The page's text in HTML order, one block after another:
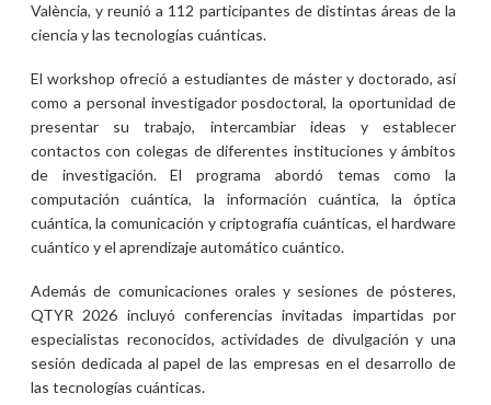
València, y reunió a 112 participantes de distintas áreas de la
ciencia y las tecnologías cuánticas.
El workshop ofreció a estudiantes de máster y doctorado, así
como a personal investigador posdoctoral, la oportunidad de
presentar su trabajo, intercambiar ideas y establecer
contactos con colegas de diferentes instituciones y ámbitos
de investigación. El programa abordó temas como la
computación cuántica, la información cuántica, la óptica
cuántica, la comunicación y criptografía cuánticas, el hardware
cuántico y el aprendizaje automático cuántico.
Además de comunicaciones orales y sesiones de pósteres,
QTYR 2026 incluyó conferencias invitadas impartidas por
especialistas reconocidos, actividades de divulgación y una
sesión dedicada al papel de las empresas en el desarrollo de
las tecnologías cuánticas.